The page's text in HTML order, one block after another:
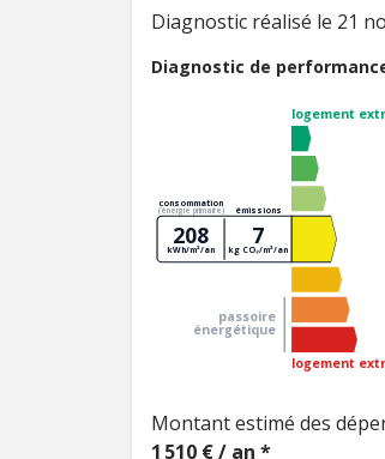
Diagnostic réalisé le 21
Diagnostic de
logement
logement
passoire
énergétique
consommation
(énergie primaire) émissions
208
kWh/m²/an
7
kg CO₂/m²/an
Montant estimé des
1 510 € / an *